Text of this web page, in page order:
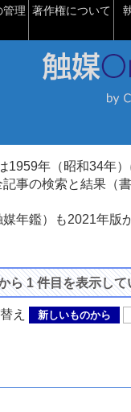
管理 著作権について
1959年（昭和34年
事の検索と結果（
年鑑）も2021年
ら 1 件目を表示して
え 新しいものから